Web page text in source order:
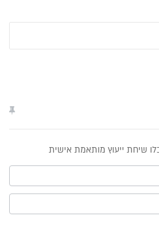
שיחת ייעוץ מותאמת אישית